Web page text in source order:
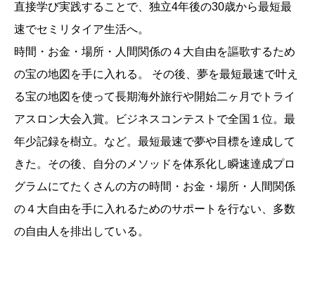
直接学び実践することで、独立4年後の30歳から最短最
速でセミリタイア生活へ。
時間・お金・場所・人間関係の４大自由を謳歌するため
の宝の地図を手に入れる。 その後、夢を最短最速で叶え
る宝の地図を使って長期海外旅行や開始二ヶ月でトライ
アスロン大会入賞。ビジネスコンテストで全国１位。最
年少記録を樹立。など。最短最速で夢や目標を達成して
きた。その後、自分のメソッドを体系化し瞬速達成プロ
グラムにてたくさんの方の時間・お金・場所・人間関係
の４大自由を手に入れるためのサポートを行ない、多数
の自由人を排出している。